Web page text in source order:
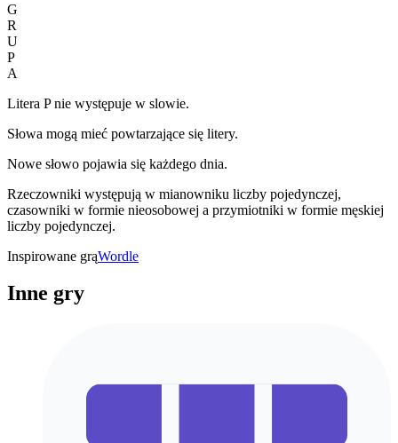
G
R
U
P
A
Litera P nie występuje w slowie.
Słowa mogą mieć powtarzające się litery.
Nowe słowo pojawia się każdego dnia.
Rzeczowniki występują w mianowniku liczby pojedynczej,
czasowniki w formie nieosobowej a przymiotniki w formie męskiej
liczby pojedynczej.
Inspirowane grąWordle
Inne gry